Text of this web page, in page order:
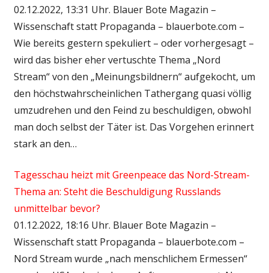
02.12.2022, 13:31 Uhr. Blauer Bote Magazin –
Wissenschaft statt Propaganda – blauerbote.com –
Wie bereits gestern spekuliert – oder vorhergesagt –
wird das bisher eher vertuschte Thema „Nord
Stream“ von den „Meinungsbildnern“ aufgekocht, um
den höchstwahrscheinlichen Tathergang quasi völlig
umzudrehen und den Feind zu beschuldigen, obwohl
man doch selbst der Täter ist. Das Vorgehen erinnert
stark an den…
Tagesschau heizt mit Greenpeace das Nord-Stream-
Thema an: Steht die Beschuldigung Russlands
unmittelbar bevor?
01.12.2022, 18:16 Uhr. Blauer Bote Magazin –
Wissenschaft statt Propaganda – blauerbote.com –
Nord Stream wurde „nach menschlichem Ermessen“